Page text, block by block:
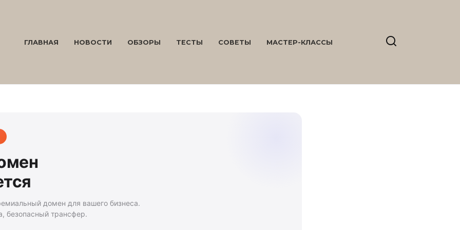
ГЛАВНАЯ НОВОСТИ ОБЗОРЫ ТЕСТЫ СОВЕТЫ МАСТЕР-КЛАССЫ
домен для вашего бизнеса.
безопасный трансфер.